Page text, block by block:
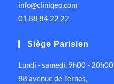
info@cliniqeo.com
01 88 84 22 22
Siège Parisien
Lundi - samedi, 9h00 - 20h00
88 avenue de Ternes,